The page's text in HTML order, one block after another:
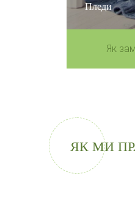
Пледи
Як
ЯК МИ